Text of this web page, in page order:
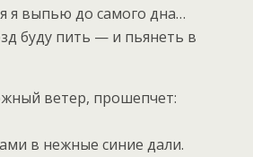
я выпью до самого дна…
буду пить — и пьянеть в
ветер, прошепчет:
в нежные синие дали.